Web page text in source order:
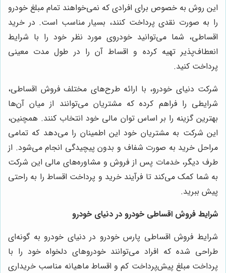
این روش به خصوص برای افرادی که نمی‌خواهند تمام مبلغ خودرو
را به صورت نقدی پرداخت کنند، بسیار مناسب است. در خرید
اقساطی، شما می‌توانید خودروی مورد نظر خود را با شرایط
انعطاف‌پذیر تهیه کرده و اقساط آن را در طول مدت معینی
پرداخت کنید.
شرکت دنیای خودرو، با ارائه طرح‌های مختلف فروش اقساطی،
شرایطی را فراهم کرده که مشتریان می‌توانند از میان آن‌ها
بهترین گزینه را بر اساس توان مالی خود انتخاب کنند. همچنین،
این شرکت به مشتریان خود این اطمینان را می‌دهد که تمامی
مراحل خرید به صورت شفاف و بدون پیچیدگی انجام می‌شود. از
طرف دیگر، خدمات پس از فروش و مشاوره‌های مالی این شرکت
به شما کمک می‌کند تا فرآیند خرید و پرداخت اقساط را به راحتی
پیش ببرید.
شرایط فروش اقساطی خودرو در دنیای خودرو
شرایط فروش اقساطی پارس خودرو در دنیای خودرو به گونه‌ای
طراحی شده که افراد می‌توانند خودروهای دلخواه خود را با
پرداخت مبلغ پیش‌پرداخت کم و اقساط ماهیانه مناسب خریداری